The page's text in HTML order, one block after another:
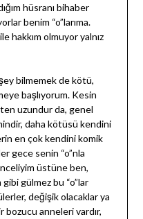
hüsranı bihaber
benim “o”larıma.
hakkım olmuyor yalnız
şey bilmemek de kötü,
başlıyorum. Kesin
uzundur da, genel
daha kötüsü kendini
en çok kendini komik
gece senin “o”nla
üstüne ben,
gülmez bu “o”lar
değişik olacaklar ya
bozucu anneleri vardır,